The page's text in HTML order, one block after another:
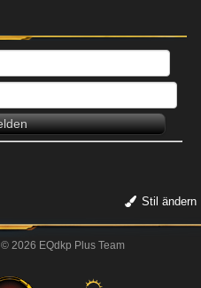
Stil ändern
2026 EQdkp Plus Team